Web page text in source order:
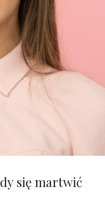
się martwić